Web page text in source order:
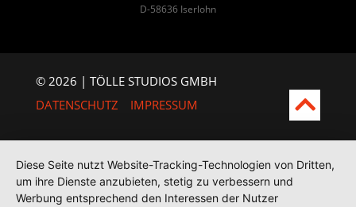
D-58636 Iserlohn
© 2026 | TÖLLE STUDIOS GMBH
DATENSCHUTZ
IMPRESSUM
Diese Seite nutzt Website-Tracking-Technologien von Dritten,
um ihre Dienste anzubieten, stetig zu verbessern und
Werbung entsprechend den Interessen der Nutzer